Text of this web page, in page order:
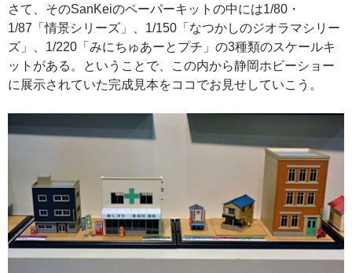
さて、そのSanKeiのペーパーキットの中には1/80・
1/87「情景シリーズ」、1/150「なつかしのジオラマシリー
ズ」、1/220「みにちゅあーとプチ」の3種類のスケールキ
ットがある。ということで、この内から静岡ホビーショー
に展示されていた完成見本をココでお見せしていこう。